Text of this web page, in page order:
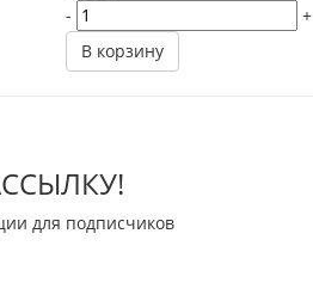
-
+
В корзину
для подписчиков